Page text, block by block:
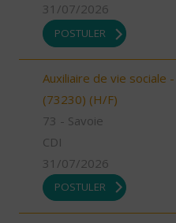
31/07/2026
POSTULER
Auxiliaire de vie sociale
(73230) (H/F)
73 - Savoie
CDI
31/07/2026
POSTULER